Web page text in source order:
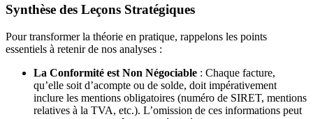
Synthèse des Leçons Stratégiques
Pour transformer la théorie en pratique, rappelons les points
essentiels à retenir de nos analyses :
La Conformité est Non Négociable : Chaque facture,
qu’elle soit d’acompte ou de solde, doit impérativement
inclure les mentions obligatoires (numéro de SIRET, mentions
relatives à la TVA, etc.). L’omission de ces informations peut